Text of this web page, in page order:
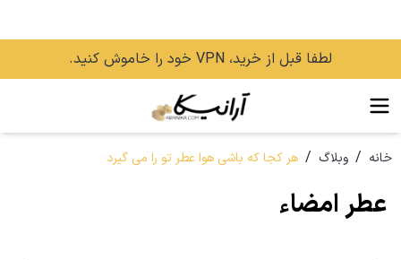
لطفا قبل از خرید، VPN خود را خاموش کنید.
خانه / وبلاگ / هر کجا که باشی هوا عطر تو را می گیرد
عطر امضاء